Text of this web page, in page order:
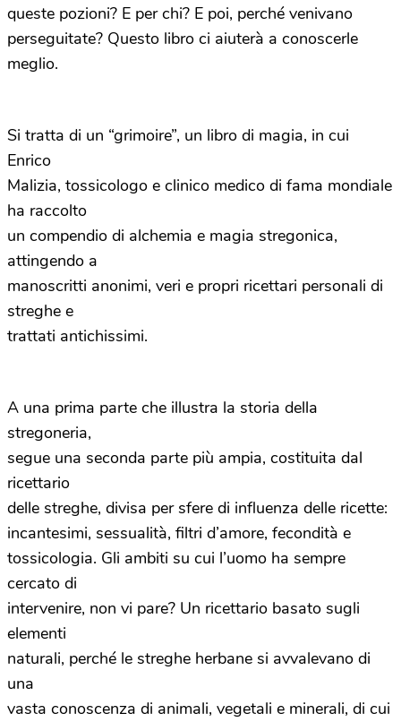
queste pozioni? E per chi? E poi, perché venivano
perseguitate? Questo libro ci aiuterà a conoscerle
meglio.
Si tratta di un “grimoire”, un libro di magia, in cui
Enrico
Malizia, tossicologo e clinico medico di fama mondiale
ha raccolto
un compendio di alchemia e magia stregonica,
attingendo a
manoscritti anonimi, veri e propri ricettari personali di
streghe e
trattati antichissimi.
A una prima parte che illustra la storia della
stregoneria,
segue una seconda parte più ampia, costituita dal
ricettario
delle streghe, divisa per sfere di influenza delle ricette:
incantesimi, sessualità, filtri d’amore, fecondità e
tossicologia. Gli ambiti su cui l’uomo ha sempre
cercato di
intervenire, non vi pare? Un ricettario basato sugli
elementi
naturali, perché le streghe herbane si avvalevano di
una
vasta conoscenza di animali, vegetali e minerali, di cui